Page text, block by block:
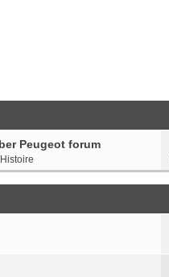
Peugeot forum